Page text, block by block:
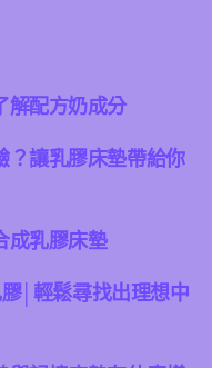
解配方奶成分
？讓乳膠床墊帶給你
成乳膠床墊
│輕鬆尋找出理想中